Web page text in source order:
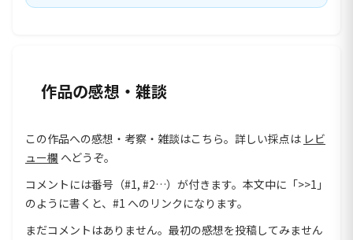
作品の感想・雑談
この作品への感想・考察・雑談はこちら。詳しい採点は レビ
ュー欄 へどうぞ。
コメントには番号（#1, #2…）が付きます。本文中に「>>1」
のように書くと、#1 へのリンクになります。
まだコメントはありません。最初の感想を投稿してみません